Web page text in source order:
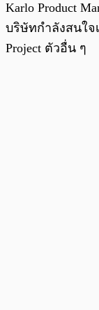
Karlo Product
บริษัทกำลังสนใจ
Project ตัวอื่น ๆ